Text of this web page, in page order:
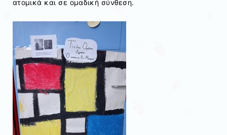
ατομικά και σε ομαδική σύνθεση.